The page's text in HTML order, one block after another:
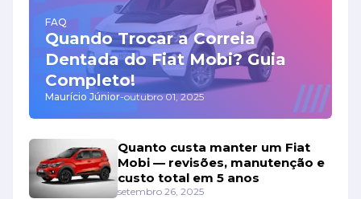
FAQ
Quando Trocar a Correia
Dentada do Fiat Mobi? Guia
Completo!
Maurício Júnior-outubro 01, 2025
Quanto custa manter um Fiat
Mobi — revisões, manutenção e
custo total em 5 anos
setembro 26, 2025